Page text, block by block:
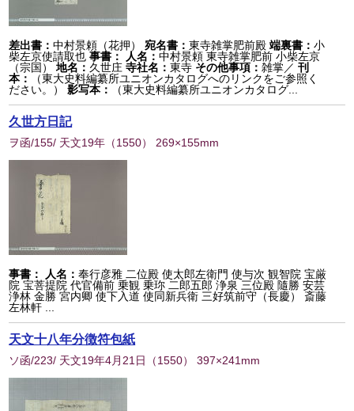
差出書：中村景頼（花押） 宛名書：東寺雑掌肥前殿 端裏書：小
柴左京使請取也 事書： 人名：中村景頼 東寺雑掌肥前 小柴左京
（宗国）
地名： 久世庄 寺社名：東寺 その他事項：雑掌／刊
本：
（東大史料編纂所ユニオンカタログへのリンクをご参照く
ださい。）
影写本： （東大史料編纂所ユニオンカタログ...
久世方日記
ヲ函/155/ 天文19年 （1550） 269×155mm
事書： 人名：奉行彦雅 二位殿 使太郎左衛門 使与次 観智院 宝厳
院 宝菩提院 代官備前 乗観 乗珎 二郎五郎 浄泉 三位殿 隨勝 安芸
浄林 金勝 宮内卿 使下入道 使同新兵衛 三好筑前守（長慶） 斎藤
左林軒 ...
天文十八年分徴符包紙
ソ函/223/ 天文19年4月21日 （1550） 397×241mm